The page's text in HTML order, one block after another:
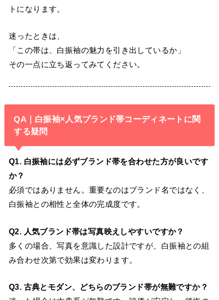
トになります。
迷ったときは、
「この帯は、白振袖の魅力を引き出しているか」
その一点に立ち返ってみてください。
QA｜白振袖×人気ブランド帯コーディネートに関
する疑問
Q1. 白振袖には必ずブランド帯を合わせた方が良いです
か？
必須ではありません。重要なのはブランド名ではなく、
白振袖との相性と全体の完成度です。
Q2. 人気ブランド帯は写真映えしやすいですか？
多くの場合、写真を意識した設計ですが、白振袖との組
み合わせ次第で効果は変わります。
Q3. 古典とモダン、どちらのブランド帯が無難ですか？